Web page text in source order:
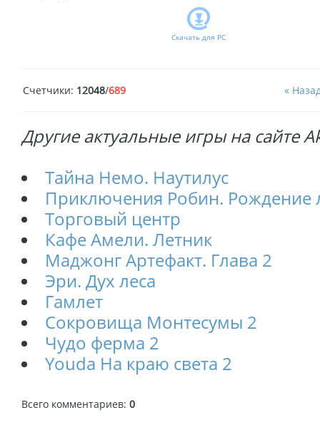
Скачать для PC
«
Счетчики: 12048/689
Другие актуальные игры на сайте
Тайна Немо. Наутилус
Приключения Робин. Рождение
Торговый центр
Кафе Амели. Летник
Маджонг Артефакт. Глава 2
Эри. Дух леса
Гамлет
Сокровища Монтесумы 2
Чудо ферма 2
Youda На краю света 2
Всего комментариев: 0